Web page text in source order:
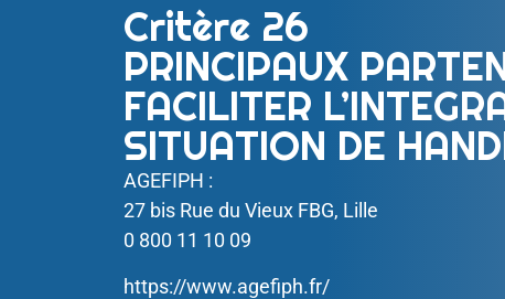
Critère 26
PRINCIPAUX
FACILITER
SITUATION DE
AGEFIPH :
27 bis Rue du Vieux FBG, Lille
0 800 11 10 09
https://www.agefiph.fr/